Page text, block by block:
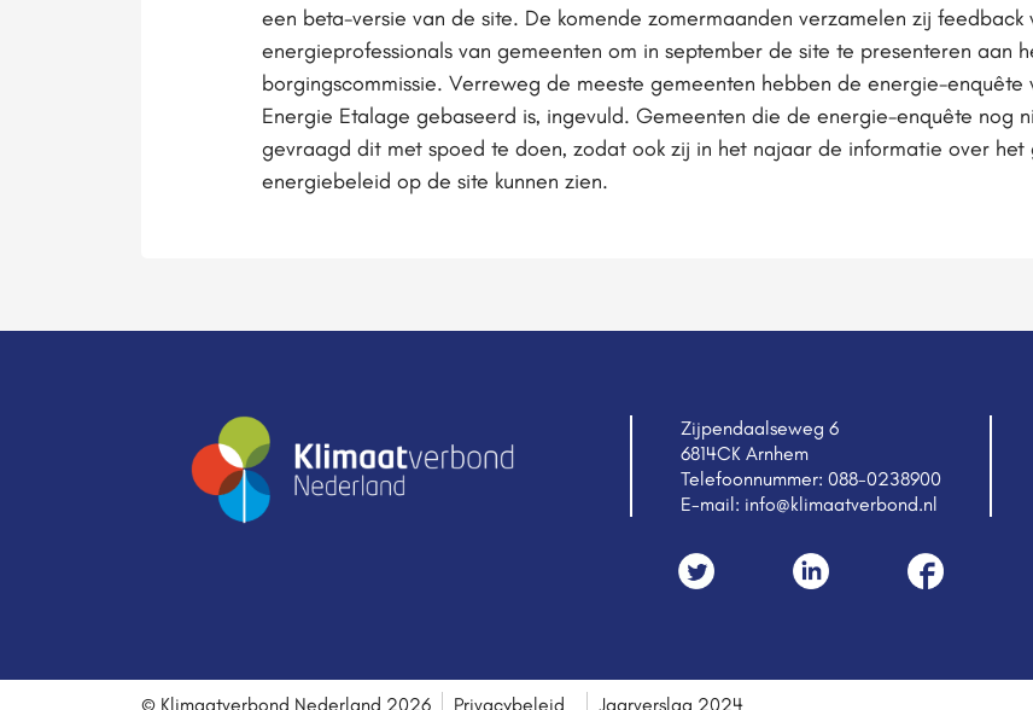
een beta-versie van de site. De komende zomermaanden verzamelen zij feedback
energieprofessionals van gemeenten om in september de site te presenteren aan
borgingscommissie. Verreweg de meeste gemeenten hebben de energie-
Energie Etalage gebaseerd is, ingevuld. Gemeenten die de energie-enquête nog
gevraagd dit met spoed te doen, zodat ook zij in het najaar de informatie over het
energiebeleid op de site kunnen zien.
Zijpendaalseweg 6
6814CK Arnhem
Telefoonnummer: 088-0238900
E-mail: info@klimaatverbond.nl
© Klimaatverbond Nederland 2026 Privacybeleid Jaarverslag 2024